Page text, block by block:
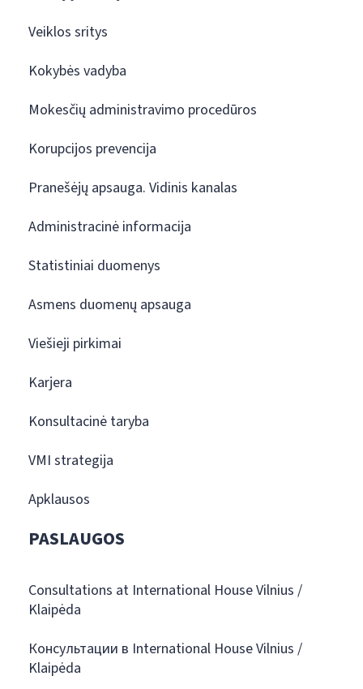
Veiklos sritys
Kokybės vadyba
Mokesčių administravimo procedūros
Korupcijos prevencija
Pranešėjų apsauga. Vidinis kanalas
Administracinė informacija
Statistiniai duomenys
Asmens duomenų apsauga
Viešieji pirkimai
Karjera
Konsultacinė taryba
VMI strategija
Apklausos
PASLAUGOS
Consultations at International House Vilnius /
Klaipėda
Консультации в International House Vilnius /
Klaipėda